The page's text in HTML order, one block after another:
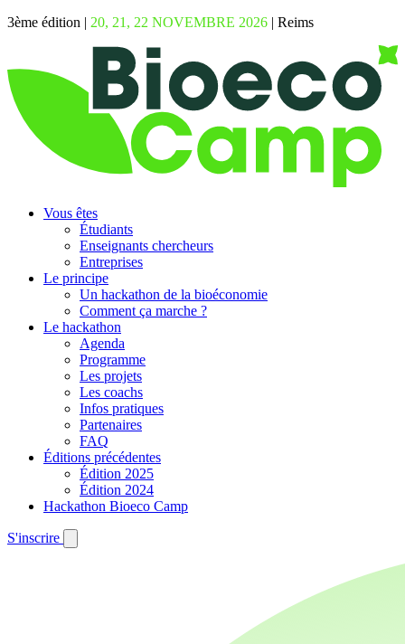
3ème édition | 20, 21, 22 NOVEMBRE 2026 | Reims
Vous êtes
Étudiants
Enseignants chercheurs
Entreprises
Le principe
Un hackathon de la bioéconomie
Comment ça marche ?
Le hackathon
Agenda
Programme
Les projets
Les coachs
Infos pratiques
Partenaires
FAQ
Éditions précédentes
Édition 2025
Édition 2024
Hackathon Bioeco Camp
S'inscrire